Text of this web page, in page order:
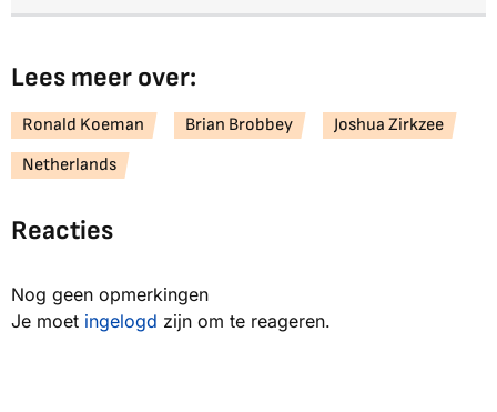
Lees meer over:
Ronald Koeman Brian Brobbey
Joshua Zirkzee
Netherlands
Reacties
Nog geen opmerkingen
Je moet ingelogd zijn om te reageren.